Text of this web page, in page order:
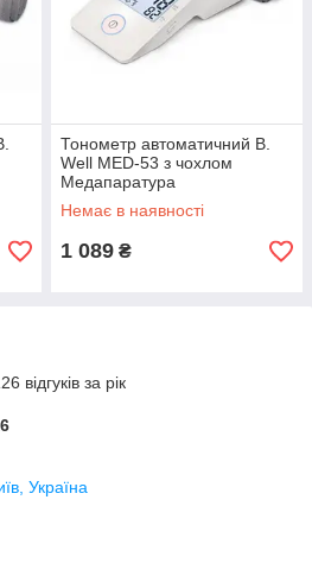
Тонометр автоматичний B.
Well MED-53 з чохлом
Медапаратура
Немає в наявності
1 089 ₴
відгуків за рік
Україна